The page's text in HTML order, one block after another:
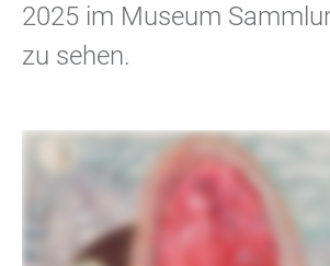
2025 im Museum
zu sehen.